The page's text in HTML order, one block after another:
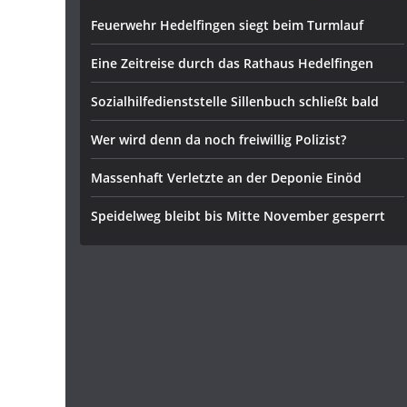
Feuerwehr Hedelfingen siegt beim Turmlauf
Eine Zeitreise durch das Rathaus Hedelfingen
Sozialhilfedienststelle Sillenbuch schließt bald
Wer wird denn da noch freiwillig Polizist?
Massenhaft Verletzte an der Deponie Einöd
Speidelweg bleibt bis Mitte November gesperrt